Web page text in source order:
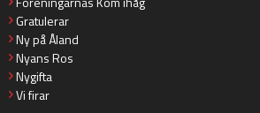
Gratulerar
Ny på Åland
Nyans Ros
Nygifta
Vi firar